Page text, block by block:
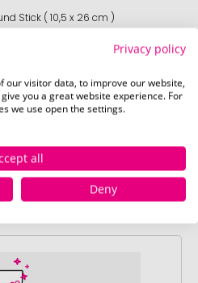
Stick ( 10,5 x 26 cm )
Ihre Werbeartikel bei
Privacy policy
our visitor data, to improve our website,
you a great website experience. For
we use open the settings.
all
Deny